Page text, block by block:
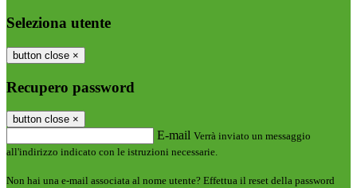
Seleziona utente
button close ×
Recupero password
button close ×
E-mail Verrà inviato un messaggio
all'indirizzo indicato con le istruzioni necessarie.
Non hai una e-mail associata al nome utente? Effettua il reset della password